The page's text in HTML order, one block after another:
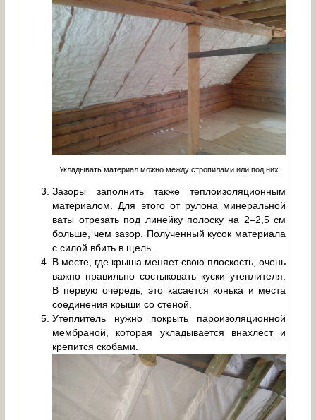
Укладывать материал можно между стропилами или под них
Зазоры заполнить также теплоизоляционным
материалом. Для этого от рулона минеральной
ваты отрезать под линейку полоску на 2–2,5 см
больше, чем зазор. Полученный кусок материала
с силой вбить в щель.
В месте, где крыша меняет свою плоскость, очень
важно правильно состыковать куски утеплителя.
В первую очередь, это касается конька и места
соединения крыши со стеной.
Утеплитель нужно покрыть пароизоляционной
мембраной, которая укладывается внахлёст и
крепится скобами.